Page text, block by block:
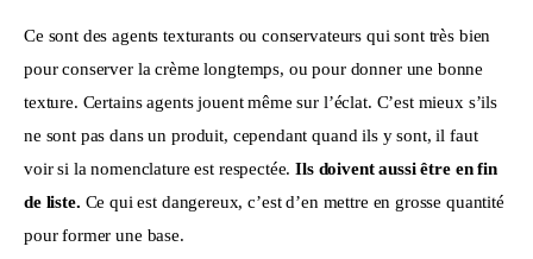
Ce sont des agents texturants ou conservateurs qui sont très bien
pour conserver la crème longtemps, ou pour donner une bonne
texture. Certains agents jouent même sur l’éclat. C’est mieux s’ils
ne sont pas dans un produit, cependant quand ils y sont, il faut
voir si la nomenclature est respectée. Ils doivent aussi être en fin
de liste. Ce qui est dangereux, c’est d’en mettre en grosse quantité
pour former une base.